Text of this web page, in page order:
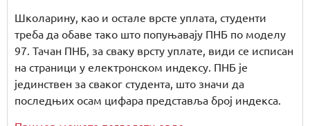
Школарину, као и остале врсте уплата, студенти
треба да обаве тако што попуњавају ПНБ по моделу
97. Тачан ПНБ, за сваку врсту уплате, види се исписан
на страници у електронском индексу. ПНБ је
јединствен за сваког студента, што значи да
последњих осам цифара представља број индекса.